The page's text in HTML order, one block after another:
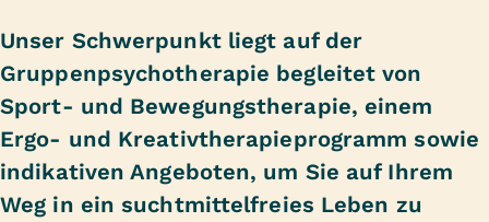
Unser Schwerpunkt liegt auf der
Gruppenpsychotherapie begleitet von
Sport- und Bewegungstherapie, einem
Ergo- und Kreativtherapieprogramm sowie
indikativen Angeboten, um Sie auf Ihrem
Weg in ein suchtmittelfreies Leben zu